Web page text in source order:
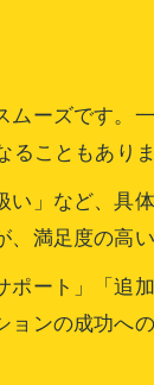
ーズです。
こともありま
」など、具
満足度の高
ート」「追
ンの成功への